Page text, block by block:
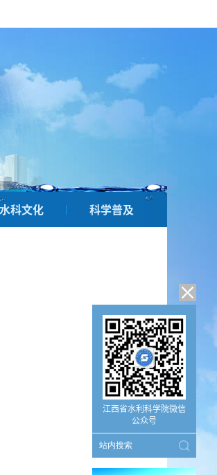
水科文化 科学普及
江西省水利科学院微信
公众号